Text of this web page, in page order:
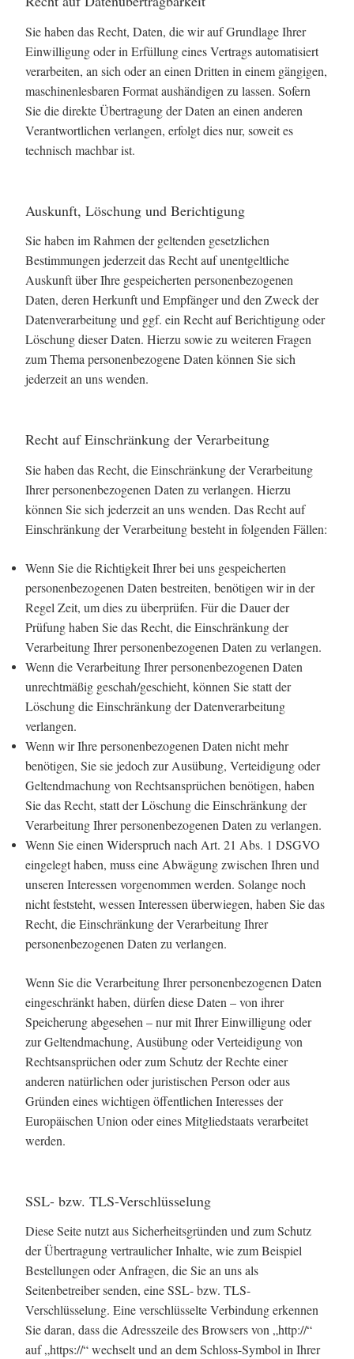
Sie haben das Recht, Daten, die wir auf Grundlage Ihrer
Einwilligung oder in Erfüllung eines Vertrags automatisiert
verarbeiten, an sich oder an einen Dritten in einem gängigen,
maschinenlesbaren Format aushändigen zu lassen. Sofern
Sie die direkte Übertragung der Daten an einen anderen
Verantwortlichen verlangen, erfolgt dies nur, soweit es
technisch machbar ist.
Auskunft, Löschung und Berichtigung
Sie haben im Rahmen der geltenden gesetzlichen
Bestimmungen jederzeit das Recht auf unentgeltliche
Auskunft über Ihre gespeicherten personenbezogenen
Daten, deren Herkunft und Empfänger und den Zweck der
Datenverarbeitung und ggf. ein Recht auf Berichtigung oder
Löschung dieser Daten. Hierzu sowie zu weiteren Fragen
zum Thema personenbezogene Daten können Sie sich
jederzeit an uns wenden.
Recht auf Einschränkung der Verarbeitung
Sie haben das Recht, die Einschränkung der Verarbeitung
Ihrer personenbezogenen Daten zu verlangen. Hierzu
können Sie sich jederzeit an uns wenden. Das Recht auf
Einschränkung der Verarbeitung besteht in folgenden Fällen:
Wenn Sie die Richtigkeit Ihrer bei uns gespeicherten
personenbezogenen Daten bestreiten, benötigen wir in der
Regel Zeit, um dies zu überprüfen. Für die Dauer der
Prüfung haben Sie das Recht, die Einschränkung der
Verarbeitung Ihrer personenbezogenen Daten zu verlangen.
Wenn die Verarbeitung Ihrer personenbezogenen Daten
unrechtmäßig geschah/geschieht, können Sie statt der
Löschung die Einschränkung der Datenverarbeitung
verlangen.
Wenn wir Ihre personenbezogenen Daten nicht mehr
benötigen, Sie sie jedoch zur Ausübung, Verteidigung oder
Geltendmachung von Rechtsansprüchen benötigen, haben
Sie das Recht, statt der Löschung die Einschränkung der
Verarbeitung Ihrer personenbezogenen Daten zu verlangen.
Wenn Sie einen Widerspruch nach Art. 21 Abs. 1 DSGVO
eingelegt haben, muss eine Abwägung zwischen Ihren und
unseren Interessen vorgenommen werden. Solange noch
nicht feststeht, wessen Interessen überwiegen, haben Sie das
Recht, die Einschränkung der Verarbeitung Ihrer
personenbezogenen Daten zu verlangen.
Wenn Sie die Verarbeitung Ihrer personenbezogenen Daten
eingeschränkt haben, dürfen diese Daten – von ihrer
Speicherung abgesehen – nur mit Ihrer Einwilligung oder
zur Geltendmachung, Ausübung oder Verteidigung von
Rechtsansprüchen oder zum Schutz der Rechte einer
anderen natürlichen oder juristischen Person oder aus
Gründen eines wichtigen öffentlichen Interesses der
Europäischen Union oder eines Mitgliedstaats verarbeitet
werden.
SSL- bzw. TLS-Verschlüsselung
Diese Seite nutzt aus Sicherheitsgründen und zum Schutz
der Übertragung vertraulicher Inhalte, wie zum Beispiel
Bestellungen oder Anfragen, die Sie an uns als
Seitenbetreiber senden, eine SSL- bzw. TLS-
Verschlüsselung. Eine verschlüsselte Verbindung erkennen
Sie daran, dass die Adresszeile des Browsers von „http://“
auf „https://“ wechselt und an dem Schloss-Symbol in Ihrer